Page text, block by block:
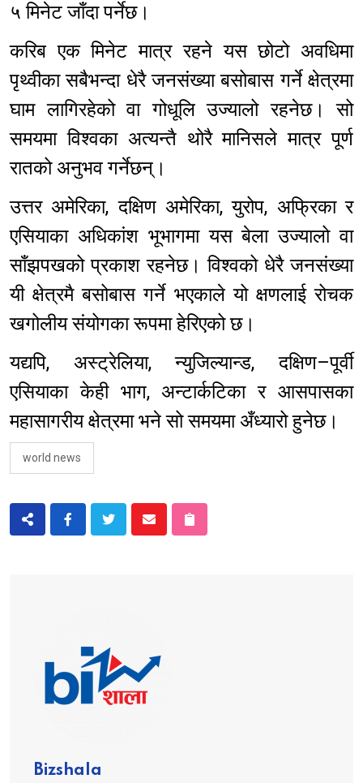
५ मिनेट जाँदा पर्नेछ।
करिब एक मिनेट मात्र रहने यस छोटो अवधिमा
पृथ्वीका सबैभन्दा धेरै जनसंख्या बसोबास गर्ने क्षेत्रमा
घाम लागिरहेको वा गोधूलि उज्यालो रहनेछ। सो
समयमा विश्वका अत्यन्तै थोरै मानिसले मात्र पूर्ण
रातको अनुभव गर्नेछन्।
उत्तर अमेरिका, दक्षिण अमेरिका, युरोप, अफ्रिका र
एसियाका अधिकांश भूभागमा यस बेला उज्यालो वा
साँझपखको प्रकाश रहनेछ। विश्वको धेरै जनसंख्या
यी क्षेत्रमै बसोबास गर्ने भएकाले यो क्षणलाई रोचक
खगोलीय संयोगका रूपमा हेरिएको छ।
यद्यपि, अस्ट्रेलिया, न्युजिल्यान्ड, दक्षिण–पूर्वी
एसियाका केही भाग, अन्टार्कटिका र आसपासका
महासागरीय क्षेत्रमा भने सो समयमा अँध्यारो हुनेछ।
world news
Bizshala